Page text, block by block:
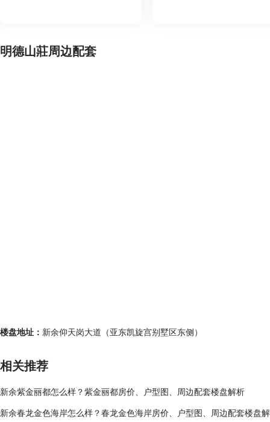
明德山莊周边配套
楼盘地址： 新余仰天岗大道（亚东凯旋宫别墅区东侧）
相关推荐
新余紫金丽都怎么样？紫金丽都房价、户型图、周边配套楼盘解析
新余春龙金色海岸怎么样？春龙金色海岸房价、户型图、周边配套楼盘